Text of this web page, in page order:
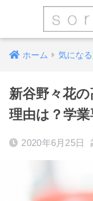
ホーム 気になる
新谷野々花
理由は？学業
2020年6月25日